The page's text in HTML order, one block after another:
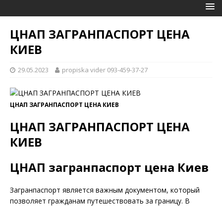
ЦНАП ЗАГРАНПАСПОРТ ЦЕНА
КИЕВ
29.05.2023 propiska vider 093-459-37-27
ЦНАП ЗАГРАНПАСПОРТ ЦЕНА КИЕВ
ЦНАП ЗАГРАНПАСПОРТ ЦЕНА
КИЕВ
ЦНАП загранпаспорт цена Киев
Загранпаспорт является важным документом, который
позволяет гражданам путешествовать за границу. В